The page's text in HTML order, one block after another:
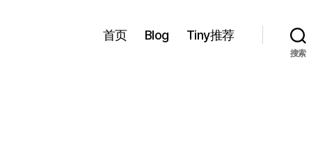
首页 Blog Tiny推荐
搜索